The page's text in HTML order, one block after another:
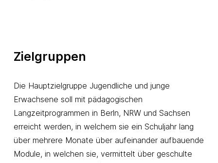
Zielgruppen
Die Hauptzielgruppe Jugendliche und junge
Erwachsene soll mit pädagogischen
Langzeitprogrammen in Berln, NRW und Sachsen
erreicht werden, in welchem sie ein Schuljahr lang
über mehrere Monate über aufeinander aufbauende
Module, in welchen sie, vermittelt über geschulte